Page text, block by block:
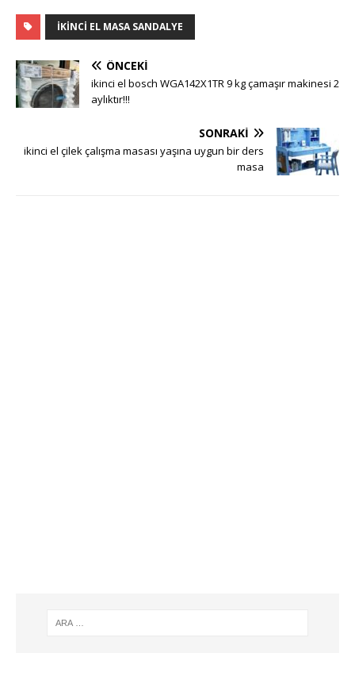
IKINCI EL MASA SANDALYE
ÖNCEKI
ikinci el bosch WGA142X1TR 9 kg çamaşır makinesi 2
aylıktır!!!
SONRAKI
ikinci el çilek çalışma masası yaşına uygun bir ders
masa